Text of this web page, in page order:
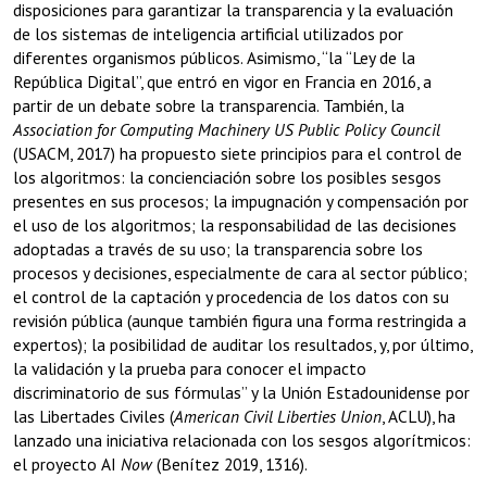
disposiciones para garantizar la transparencia y la evaluación
de los sistemas de inteligencia artificial utilizados por
diferentes organismos públicos. Asimismo, “la “Ley de la
República Digital”, que entró en vigor en Francia en 2016, a
partir de un debate sobre la transparencia. También, la
Association for Computing MachineryUS Public Policy Council
(USACM, 2017) ha propuesto siete principios para el control de
los algoritmos: la concienciación sobre los posibles sesgos
presentes en sus procesos; la impugnación y compensación por
el uso de los algoritmos; la responsabilidad de las decisiones
adoptadas a través de su uso; la transparencia sobre los
procesos y decisiones, especialmente de cara al sector público;
el control de la captación y procedencia de los datos con su
revisión pública (aunque también figura una forma restringida a
expertos); la posibilidad de auditar los resultados, y, por último,
la validación y la prueba para conocer el impacto
discriminatorio de sus fórmulas” y la Unión Estadounidense por
las Libertades Civiles (American Civil Liberties Union, ACLU), ha
lanzado una iniciativa relacionada con los sesgos algorítmicos:
el proyecto AI Now(Benítez 2019, 1316).